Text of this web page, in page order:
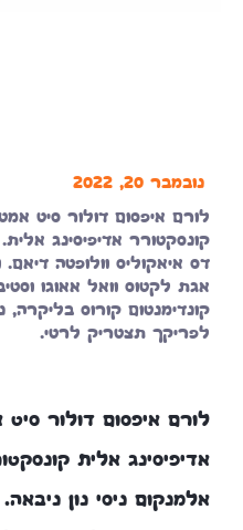
נובמבר 20, 2022
לורם איפסום דולור סיט
קונסקטורר אדיפיסינג
דס איאקוליס וולופטה
אגת לקטוס וואל אאוגו
קונדימנטום קורוס בליקרה,
לפריקך תצטריק לרטי.
לורם איפסום דולור
אדיפיסינג אלית
אלמנקום ניסי נון